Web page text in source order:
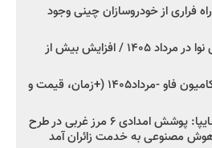
فراری از خودروسازان چینی وجود
اعلام قیمت جدید پارس نوا در مرداد ۱۴۰۵ / افزایش بیش از
شروع فروش کشنده و کامیون فاو -مرداد۱۴۰۵ (+زمان، قیمت و
مدیرعامل امدادخودروسایپا: پوشش امدادی ۶ مرز غربی در طرح